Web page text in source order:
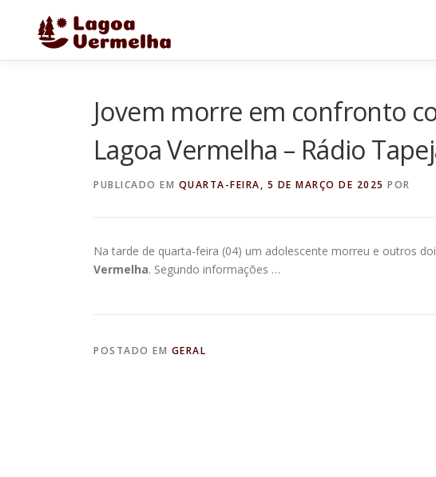
conteúdo
Jovem morre em confronto
Lagoa Vermelha – Rádio
PUBLICADO EM QUARTA-FEIRA, 5 DE MARÇO DE 2025 POR
Na tarde de quarta-feira (04) um adolescente morreu e outros
Vermelha. Segundo informações …
POSTADO EM GERAL